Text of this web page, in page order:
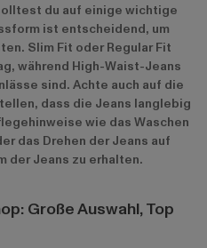
du auf einige wichtige
ist entscheidend, um
Slim Fit oder Regular Fit
während High-Waist-Jeans
sind. Achte auch auf die
dass die Jeans langlebig
wie das Waschen
das Drehen der Jeans auf
der Jeans zu erhalten.
Große Auswahl, Top